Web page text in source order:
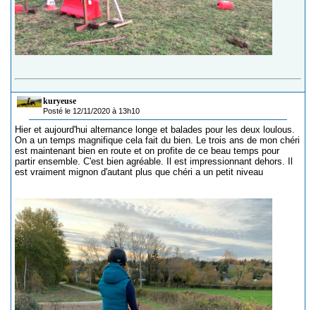
kuryeuse
Posté le 12/11/2020 à 13h10
Hier et aujourd'hui alternance longe et balades pour les deux loulous.
On a un temps magnifique cela fait du bien. Le trois ans de mon chéri
est maintenant bien en route et on profite de ce beau temps pour
partir ensemble. C'est bien agréable. Il est impressionnant dehors. Il
est vraiment mignon d'autant plus que chéri a un petit niveau